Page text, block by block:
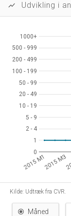
show_chart Udvikling i
2015 M12015 M3
0
0
11
2 - 4
2 - 4
5 - 9
5 - 9
10 - 19
10 - 19
20 - 49
20 - 49
50 - 99
50 - 99
100 - 199
100 - 199
200 - 499
200 - 499
500 - 999
500 - 999
1000+
1000+
Kilde: Udtræk fra CVR.
Måned